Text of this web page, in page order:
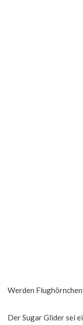
Werden
Der Sugar Glider sei